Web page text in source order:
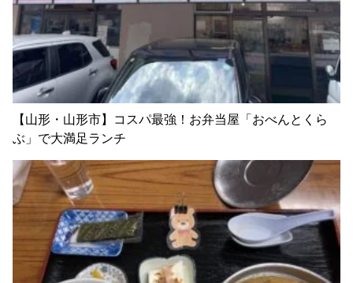
【山形・山形市】コスパ最強！お弁当屋「おべんとくら
ぶ」で大満足ランチ